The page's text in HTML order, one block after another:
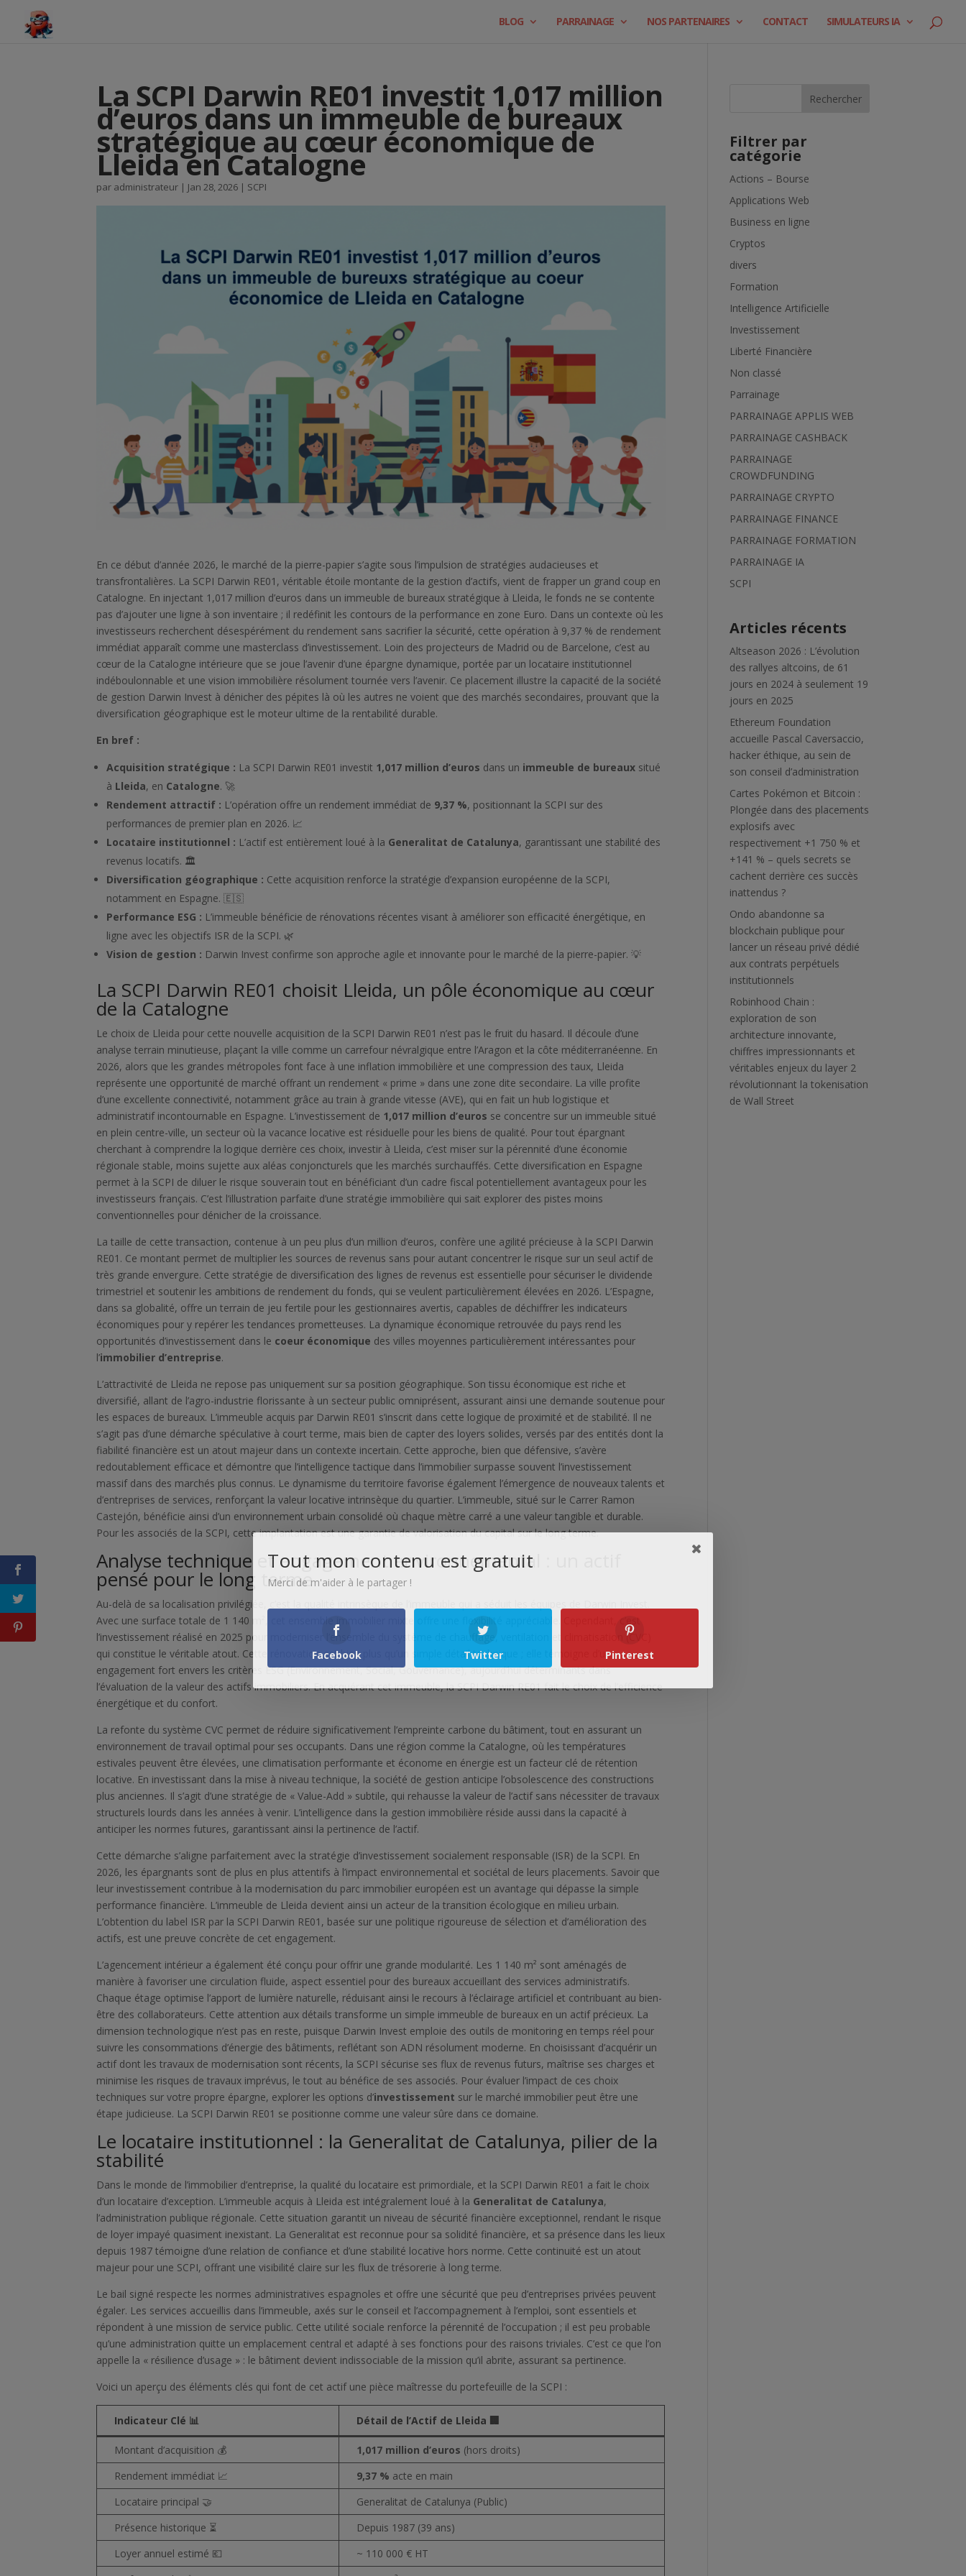
BLOG PARRAINAGE NOS PARTENAIRES CONTACT SIMULATEURS IA
La SCPI Darwin RE01 investit 1,017 million
d’euros dans un immeuble de bureaux
stratégique au cœur économique de
Lleida en Catalogne
par administrateur | Jan 28, 2026 | SCPI
En ce début d’année 2026, le marché de la pierre-papier s’agite sous l’impulsion de stratégies audacieuses et
transfrontalières. La SCPI Darwin RE01, véritable étoile montante de la gestion d’actifs, vient de frapper un grand coup en
Catalogne. En injectant 1,017 million d’euros dans un immeuble de bureaux stratégique à Lleida, le fonds ne se contente
pas d’ajouter une ligne à son inventaire ; il redéfinit les contours de la performance en zone Euro. Dans un contexte où les
investisseurs recherchent désespérément du rendement sans sacrifier la sécurité, cette opération à 9,37 % de rendement
immédiat apparaît comme une masterclass d’investissement. Loin des projecteurs de Madrid ou de Barcelone, c’est au
cœur de la Catalogne intérieure que se joue l’avenir d’une épargne dynamique, portée par un locataire institutionnel
indéboulonnable et une vision immobilière résolument tournée vers l’avenir. Ce placement illustre la capacité de la société
de gestion Darwin Invest à dénicher des pépites là où les autres ne voient que des marchés secondaires, prouvant que la
diversification géographique est le moteur ultime de la rentabilité durable.
En bref :
Acquisition stratégique : La SCPI Darwin RE01 investit 1,017 million d’euros dans un immeuble de bureaux situé
à Lleida, en Catalogne. 🚀
Rendement attractif : L’opération offre un rendement immédiat de 9,37 %, positionnant la SCPI sur des
performances de premier plan en 2026. 📈
Locataire institutionnel : L’actif est entièrement loué à la Generalitat de Catalunya, garantissant une stabilité des
revenus locatifs. 🏛️
Diversification géographique : Cette acquisition renforce la stratégie d’expansion européenne de la SCPI,
notamment en Espagne. 🇪🇸
Performance ESG : L’immeuble bénéficie de rénovations récentes visant à améliorer son efficacité énergétique, en
ligne avec les objectifs ISR de la SCPI. 🌿
Vision de gestion : Darwin Invest confirme son approche agile et innovante pour le marché de la pierre-papier. 💡
La SCPI Darwin RE01 choisit Lleida, un pôle économique au cœur
de la Catalogne
Le choix de Lleida pour cette nouvelle acquisition de la SCPI Darwin RE01 n’est pas le fruit du hasard. Il découle d’une
analyse terrain minutieuse, plaçant la ville comme un carrefour névralgique entre l’Aragon et la côte méditerranéenne. En
2026, alors que les grandes métropoles font face à une inflation immobilière et une compression des taux, Lleida
représente une opportunité de marché offrant un rendement « prime » dans une zone dite secondaire. La ville profite
d’une excellente connectivité, notamment grâce au train à grande vitesse (AVE), qui en fait un hub logistique et
administratif incontournable en Espagne. L’investissement de 1,017 million d’euros se concentre sur un immeuble situé
en plein centre-ville, un secteur où la vacance locative est résiduelle pour les biens de qualité. Pour tout épargnant
cherchant à comprendre la logique derrière ces choix, investir à Lleida, c’est miser sur la pérennité d’une économie
régionale stable, moins sujette aux aléas conjoncturels que les marchés surchauffés. Cette diversification en Espagne
permet à la SCPI de diluer le risque souverain tout en bénéficiant d’un cadre fiscal potentiellement avantageux pour les
investisseurs français. C’est l’illustration parfaite d’une stratégie immobilière qui sait explorer des pistes moins
conventionnelles pour dénicher de la croissance.
La taille de cette transaction, contenue à un peu plus d’un million d’euros, confère une agilité précieuse à la SCPI Darwin
RE01. Ce montant permet de multiplier les sources de revenus sans pour autant concentrer le risque sur un seul actif de
très grande envergure. Cette stratégie de diversification des lignes de revenus est essentielle pour sécuriser le dividende
trimestriel et soutenir les ambitions de rendement du fonds, qui se veulent particulièrement élevées en 2026. L’Espagne,
dans sa globalité, offre un terrain de jeu fertile pour les gestionnaires avertis, capables de déchiffrer les indicateurs
économiques pour y repérer les tendances prometteuses. La dynamique économique retrouvée du pays rend les
opportunités d’investissement dans le coeur économique des villes moyennes particulièrement intéressantes pour
l’immobilier d’entreprise.
L’attractivité de Lleida ne repose pas uniquement sur sa position géographique. Son tissu économique est riche et
diversifié, allant de l’agro-industrie florissante à un secteur public omniprésent, assurant ainsi une demande soutenue pour
les espaces de bureaux. L’immeuble acquis par Darwin RE01 s’inscrit dans cette logique de proximité et de stabilité. Il ne
s’agit pas d’une démarche spéculative à court terme, mais bien de capter des loyers solides, versés par des entités dont la
fiabilité financière est un atout majeur dans un contexte incertain. Cette approche, bien que défensive, s’avère
redoutablement efficace et démontre que l’intelligence tactique dans l’immobilier surpasse souvent l’investissement
massif dans des marchés plus connus. Le dynamisme du territoire favorise également l’émergence de nouveaux talents et
d’entreprises de services, renforçant la valeur locative intrinsèque du quartier. L’immeuble, situé sur le Carrer Ramon
Castejón, bénéficie ainsi d’un environnement urbain consolidé où chaque mètre carré a une valeur tangible et durable.
Pour les associés de la SCPI, cette implantation est une garantie de valorisation du capital sur le long terme.
Analyse technique et engagement environnemental : un actif
pensé pour le long terme
Au-delà de sa localisation privilégiée, c’est la qualité intrinsèque de l’immeuble qui a séduit les équipes de Darwin Invest.
Avec une surface totale de 1 140 m², cet ensemble immobilier mixte offre une flexibilité appréciable. Cependant, c’est
l’investissement réalisé en 2025 pour moderniser l’ensemble du système de chauffage, ventilation et climatisation (CVC)
qui constitue le véritable atout. Cette rénovation est bien plus qu’un simple détail technique ; elle témoigne d’un
engagement fort envers les critères ESG (Environnement, Social, Gouvernance), aujourd’hui déterminants dans
l’évaluation de la valeur des actifs immobiliers. En acquérant cet immeuble, la SCPI Darwin RE01 fait le choix de l’efficience
énergétique et du confort.
La refonte du système CVC permet de réduire significativement l’empreinte carbone du bâtiment, tout en assurant un
environnement de travail optimal pour ses occupants. Dans une région comme la Catalogne, où les températures
estivales peuvent être élevées, une climatisation performante et économe en énergie est un facteur clé de rétention
locative. En investissant dans la mise à niveau technique, la société de gestion anticipe l’obsolescence des constructions
plus anciennes. Il s’agit d’une stratégie de « Value-Add » subtile, qui rehausse la valeur de l’actif sans nécessiter de travaux
structurels lourds dans les années à venir. L’intelligence dans la gestion immobilière réside aussi dans la capacité à
anticiper les normes futures, garantissant ainsi la pertinence de l’actif.
Cette démarche s’aligne parfaitement avec la stratégie d’investissement socialement responsable (ISR) de la SCPI. En
2026, les épargnants sont de plus en plus attentifs à l’impact environnemental et sociétal de leurs placements. Savoir que
leur investissement contribue à la modernisation du parc immobilier européen est un avantage qui dépasse la simple
performance financière. L’immeuble de Lleida devient ainsi un acteur de la transition écologique en milieu urbain.
L’obtention du label ISR par la SCPI Darwin RE01, basée sur une politique rigoureuse de sélection et d’amélioration des
actifs, est une preuve concrète de cet engagement.
L’agencement intérieur a également été conçu pour offrir une grande modularité. Les 1 140 m² sont aménagés de
manière à favoriser une circulation fluide, aspect essentiel pour des bureaux accueillant des services administratifs.
Chaque étage optimise l’apport de lumière naturelle, réduisant ainsi le recours à l’éclairage artificiel et contribuant au bien-
être des collaborateurs. Cette attention aux détails transforme un simple immeuble de bureaux en un actif précieux. La
dimension technologique n’est pas en reste, puisque Darwin Invest emploie des outils de monitoring en temps réel pour
suivre les consommations d’énergie des bâtiments, reflétant son ADN résolument moderne. En choisissant d’acquérir un
actif dont les travaux de modernisation sont récents, la SCPI sécurise ses flux de revenus futurs, maîtrise ses charges et
minimise les risques de travaux imprévus, le tout au bénéfice de ses associés. Pour évaluer l’impact de ces choix
techniques sur votre propre épargne, explorer les options d’investissement sur le marché immobilier peut être une
étape judicieuse. La SCPI Darwin RE01 se positionne comme une valeur sûre dans ce domaine.
Le locataire institutionnel : la Generalitat de Catalunya, pilier de la
stabilité
Dans le monde de l’immobilier d’entreprise, la qualité du locataire est primordiale, et la SCPI Darwin RE01 a fait le choix
d’un locataire d’exception. L’immeuble acquis à Lleida est intégralement loué à la Generalitat de Catalunya,
l’administration publique régionale. Cette situation garantit un niveau de sécurité financière exceptionnel, rendant le risque
de loyer impayé quasiment inexistant. La Generalitat est reconnue pour sa solidité financière, et sa présence dans les lieux
depuis 1987 témoigne d’une relation de confiance et d’une stabilité locative hors norme. Cette continuité est un atout
majeur pour une SCPI, offrant une visibilité claire sur les flux de trésorerie à long terme.
Le bail signé respecte les normes administratives espagnoles et offre une sécurité que peu d’entreprises privées peuvent
égaler. Les services accueillis dans l’immeuble, axés sur le conseil et l’accompagnement à l’emploi, sont essentiels et
répondent à une mission de service public. Cette utilité sociale renforce la pérennité de l’occupation ; il est peu probable
qu’une administration quitte un emplacement central et adapté à ses fonctions pour des raisons triviales. C’est ce que l’on
appelle la « résilience d’usage » : le bâtiment devient indissociable de la mission qu’il abrite, assurant sa pertinence.
Voici un aperçu des éléments clés qui font de cet actif une pièce maîtresse du portefeuille de la SCPI :
Indicateur Clé 📊 Détail de l’Actif de Lleida 🏢
Montant d’acquisition 💰 1,017 million d’euros (hors droits)
Rendement immédiat 📈
9,37 % acte en main
Locataire principal 🤝
Generalitat de Catalunya (Public)
Présence historique ⏳
Depuis 1987 (39 ans)
Loyer annuel estimé 💶
~ 110 000 € HT
Rechercher
Filtrer par
catégorie
Actions – Bourse
Applications Web
Business en ligne
Cryptos
divers
Formation
Intelligence Artificielle
Investissement
Liberté Financière
Non classé
Parrainage
PARRAINAGE APPLIS WEB
PARRAINAGE CASHBACK
PARRAINAGE
CROWDFUNDING
PARRAINAGE CRYPTO
PARRAINAGE FINANCE
PARRAINAGE FORMATION
PARRAINAGE IA
SCPI
Articles récents
Altseason 2026 : L’évolution
des rallyes altcoins, de 61
jours en 2024 à seulement 19
jours en 2025
Ethereum Foundation
accueille Pascal Caversaccio,
hacker éthique, au sein de
son conseil d’administration
Cartes Pokémon et Bitcoin :
Plongée dans des placements
explosifs avec
respectivement +1 750 % et
+141 % – quels secrets se
cachent derrière ces succès
inattendus ?
Ondo abandonne sa
blockchain publique pour
lancer un réseau privé dédié
aux contrats perpétuels
institutionnels
Robinhood Chain :
exploration de son
architecture innovante,
chiffres impressionnants et
véritables enjeux du layer 2
révolutionnant la tokenisation
de Wall Street
Tout mon contenu est gratuit
Merci de m'aider à le partager !
Facebook Twitter Pinterest